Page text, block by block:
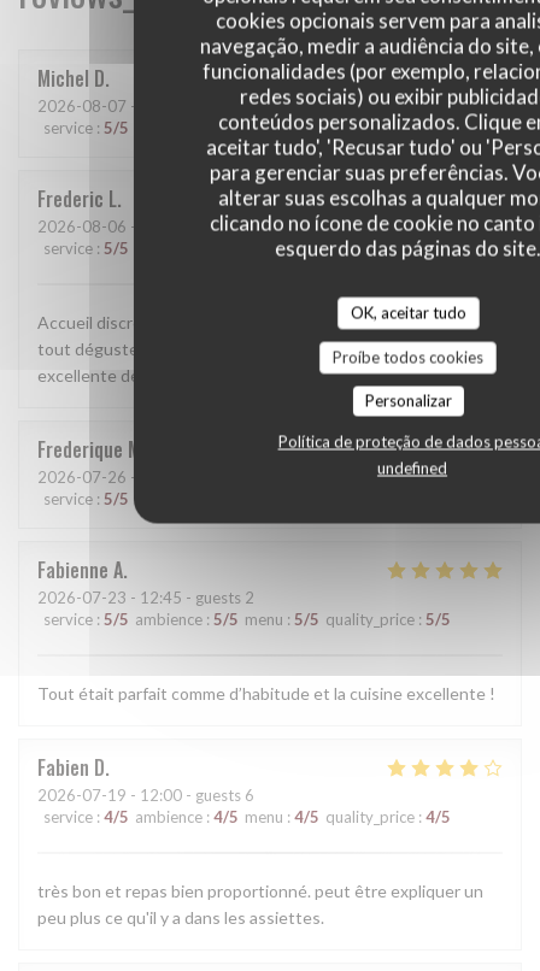
cookies opcionais servem para
navegação, medir a audiência do
funcionalidades (por exemplo,
redes sociais) ou exibir
conteúdos personalizados. Clique
aceitar tudo', 'Recusar tudo' ou
para gerenciar suas preferências.
alterar suas escolhas a qualquer
clicando no ícone de cookie no
esquerdo das páginas do site.
OK, aceitar tudo
Proíbe todos cookies
Personalizar
Política de proteção de dados
undefined
Michel D
2026-08-07 - 19:45 - guests 4
service : 5/5 5/5 menu:5/5 quality_price: 5/5
Frederic L
2026-08-06 - 12:00 - guests 3
service : 5/5 menu: 5/5 quality_price:5/5
Accueil discret et bienveillant. Mets de grande qualité. Le
tout déguster sur la terrasse par une journée idéale. Une
excellente deuxième visite.
Frederique M
2026-07-26 - 12:30 - guests 3
service : 5/5
Fabienne A
2026-07-23 - 12:45 - guests 2
service : 5/5 ambience : 5/5 menu : 5/5 quality_price : 5/5
Tout était parfait comme d’habitude et la cuisine excellente !
Fabien D
2026-07-19 - 12:00 - guests 6
service : 4/5 ambience : 4/5 menu : 4/5 quality_price : 4/5
très bon et repas bien proportionné. peut être expliquer un
peu plus ce qu'il y a dans les assiettes.